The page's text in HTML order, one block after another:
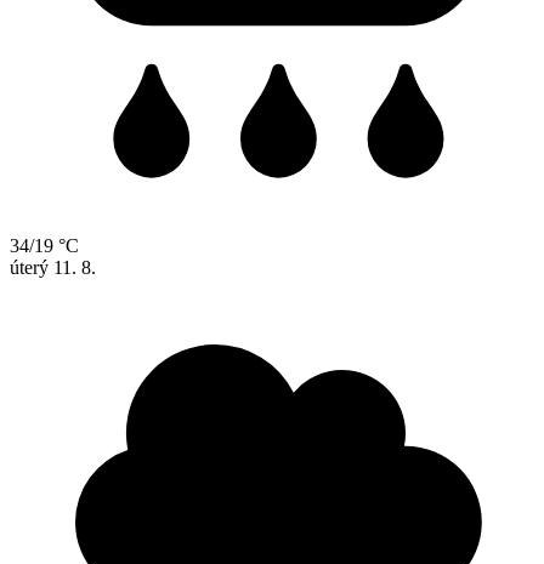
34/19 °C
úterý 11. 8.